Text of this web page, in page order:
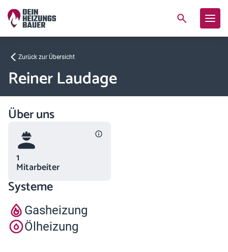
Zurück zur Übersicht
Reiner Laudage
Über uns
1
Mitarbeiter
Systeme
Gasheizung
Ölheizung